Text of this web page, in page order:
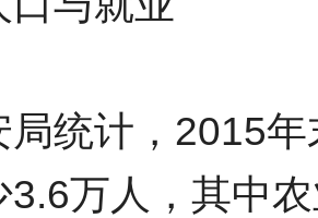
局统计，2015
3.6万人，其中